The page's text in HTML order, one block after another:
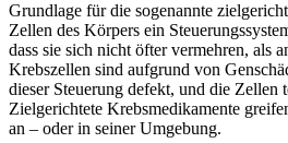
Grundlage für die sogenannte
Zellen des Körpers ein
dass sie sich nicht öfter vermehren, als
Krebszellen sind aufgrund von
dieser Steuerung defekt, und die Zellen
Zielgerichtete Krebsmedikamente
an – oder in seiner Umgebung.